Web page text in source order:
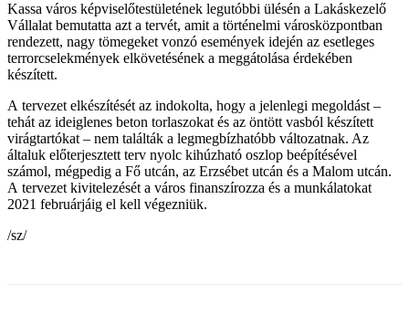
Kassa város képviselőtestületének legutóbbi ülésén a Lakáskezelő
Vállalat bemutatta azt a tervét, amit a történelmi városközpontban
rendezett, nagy tömegeket vonzó események idején az esetleges
terrorcselekmények elkövetésének a meggátolása érdekében
készített.
A tervezet elkészítését az indokolta, hogy a jelenlegi megoldást –
tehát az ideiglenes beton torlaszokat és az öntött vasból készített
virágtartókat – nem találták a legmegbízhatóbb változatnak. Az
általuk előterjesztett terv nyolc kihúzható oszlop beépítésével
számol, mégpedig a Fő utcán, az Erzsébet utcán és a Malom utcán.
A tervezet kivitelezését a város finanszírozza és a munkálatokat
2021 februárjáig el kell végezniük.
/sz/